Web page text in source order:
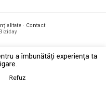
· Contact
a îmbunătăți experiența ta
Refuz